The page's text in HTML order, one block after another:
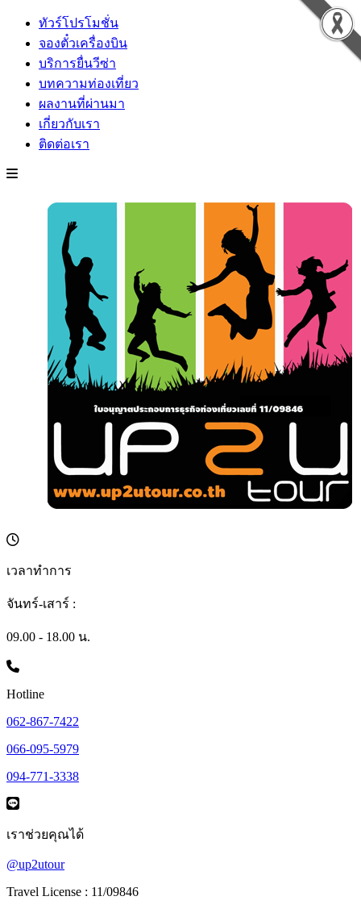
ทัวร์โปรโมชั่น
จองตั๋วเครื่องบิน
บริการยื่นวีซ่า
บทความท่องเที่ยว
ผลงานที่ผ่านมา
เกี่ยวกับเรา
ติดต่อเรา
เวลาทำการ
จันทร์-เสาร์ :
09.00 - 18.00 น.
Hotline
062-867-7422
066-095-5979
094-771-3338
เราช่วยคุณได้
@up2utour
Travel License : 11/09846